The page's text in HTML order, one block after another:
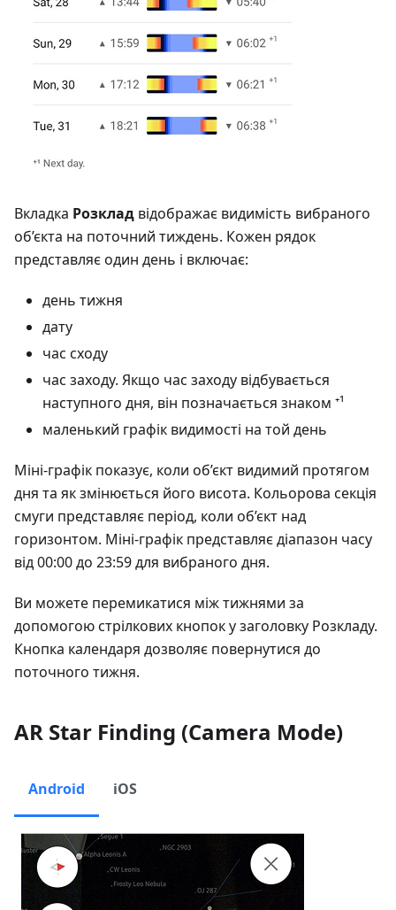
Вкладка Розклад відображає видимість вибраного
об’єкта на поточний тиждень. Кожен рядок
представляє один день і включає:
день тижня
дату
час сходу
час заходу. Якщо час заходу відбувається
наступного дня, він позначається знаком ⁺¹
маленький графік видимості на той день
Міні-графік показує, коли об’єкт видимий протягом
дня та як змінюється його висота. Кольорова секція
смуги представляє період, коли об’єкт над
горизонтом. Міні-графік представляє діапазон часу
від 00:00 до 23:59 для вибраного дня.
Ви можете перемикатися між тижнями за
допомогою стрілкових кнопок у заголовку Розкладу.
Кнопка календаря дозволяє повернутися до
поточного тижня.
AR Star Finding (Camera Mode)
Android iOS